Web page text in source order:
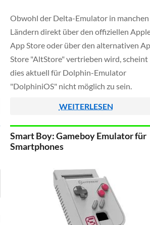
Obwohl der Delta-Emulator in manchen
Ländern direkt über den offiziellen
App Store oder über den alternativen
Store "AltStore" vertrieben wird, scheint
dies aktuell für Dolphin-Emulator
"DolphiniOS" nicht möglich zu sein.
WEITERLESEN
Smart Boy: Gameboy Emulator für
Smartphones